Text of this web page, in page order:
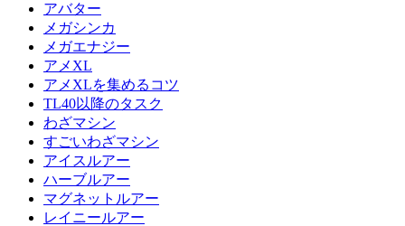
アバター
メガシンカ
メガエナジー
アメXL
アメXLを集めるコツ
TL40以降のタスク
わざマシン
すごいわざマシン
アイスルアー
ハーブルアー
マグネットルアー
レイニールアー